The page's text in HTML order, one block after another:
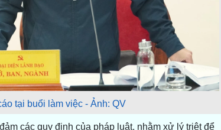
tại buổi làm việc - Ảnh: QV
các quy định của pháp luật, nhằm xử lý triệt để